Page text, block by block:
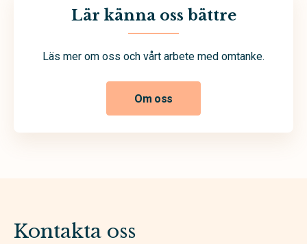
Lär känna oss bättre
Läs mer om oss och vårt arbete med omtanke.
Om oss
Kontakta oss